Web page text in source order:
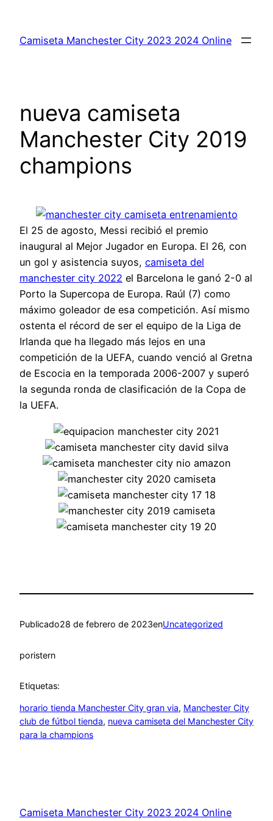
contenido
Camiseta Manchester City 2023 2024 Online
nueva camiseta
Manchester City 2019
champions
El 25 de agosto, Messi recibió el premio
inaugural al Mejor Jugador en Europa. El 26, con
un gol y asistencia suyos, camiseta del
manchester city 2022 el Barcelona le ganó 2-0 al
Porto la Supercopa de Europa. Raúl (7) como
máximo goleador de esa competición. Así mismo
ostenta el récord de ser el equipo de la Liga de
Irlanda que ha llegado más lejos en una
competición de la UEFA, cuando venció al Gretna
de Escocia en la temporada 2006-2007 y superó
la segunda ronda de clasificación de la Copa de
la UEFA.
Publicado28 de febrero de 2023enUncategorized
poristern
Etiquetas:
horario tienda Manchester City gran via, Manchester City
club de fútbol tienda, nueva camiseta del Manchester City
para la champions
Camiseta Manchester City 2023 2024 Online